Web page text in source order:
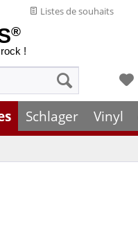
Listes de souhaits
®
!
Schlager Vinyl